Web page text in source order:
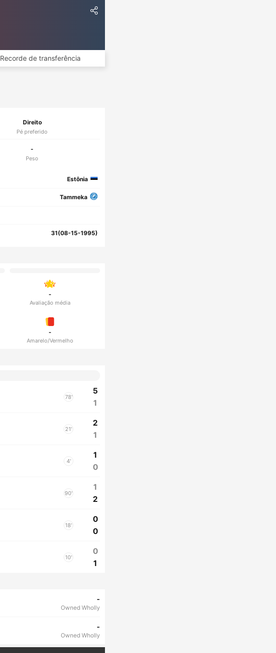
Recorde de transferência
Direito
Pé preferido
-
Peso
Estônia
Tammeka
31(08-15-1995)
-
Avaliação média
-
Amarelo/Vermelho
78'
5
1
21'
2
1
4'
1
0
90'
1
2
18'
0
0
10'
0
1
-
Owned Wholly
-
Owned Wholly